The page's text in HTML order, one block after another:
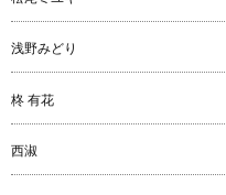
浅野みどり
柊 有花
西淑